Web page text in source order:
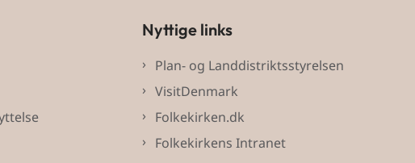
Nyttige links
Plan- og Landdistriktsstyrelsen
VisitDenmark
Folkekirken.dk
Folkekirkens Intranet